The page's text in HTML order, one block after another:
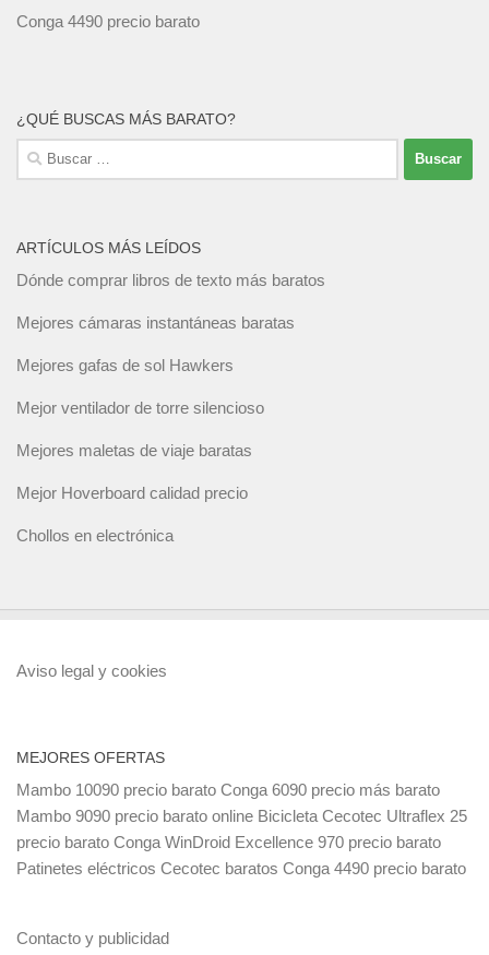
Conga 4490 precio barato
¿QUÉ BUSCAS MÁS BARATO?
Buscar:
ARTÍCULOS MÁS LEÍDOS
Dónde comprar libros de texto más baratos
Mejores cámaras instantáneas baratas
Mejores gafas de sol Hawkers
Mejor ventilador de torre silencioso
Mejores maletas de viaje baratas
Mejor Hoverboard calidad precio
Chollos en electrónica
Aviso legal y cookies
MEJORES OFERTAS
Mambo 10090 precio barato Conga 6090 precio más barato
Mambo 9090 precio barato online Bicicleta Cecotec Ultraflex 25
precio barato Conga WinDroid Excellence 970 precio barato
Patinetes eléctricos Cecotec baratos Conga 4490 precio barato
Contacto y publicidad